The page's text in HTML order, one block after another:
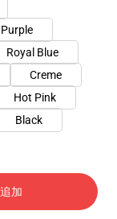
Purple
Royal Blue
Creme
Hot Pink
Black
加